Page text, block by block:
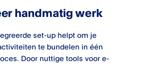
handmatig werk
set-up helpt om je
te bundelen in één
Door nuttige tools voor e-